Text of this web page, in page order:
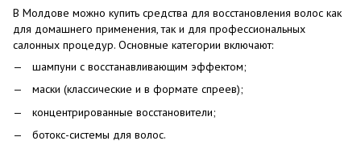
В Молдове можно купить средства для восстановления волос как
для домашнего применения, так и для профессиональных
салонных процедур. Основные категории включают:
шампуни с восстанавливающим эффектом;
маски (классические и в формате спреев);
концентрированные восстановители;
ботокс-системы для волос.